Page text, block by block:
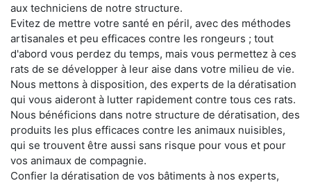
aux techniciens de notre structure.
Evitez de mettre votre santé en péril, avec des méthodes
artisanales et peu efficaces contre les rongeurs ; tout
d'abord vous perdez du temps, mais vous permettez à ces
rats de se développer à leur aise dans votre milieu de vie.
Nous mettons à disposition, des experts de la dératisation
qui vous aideront à lutter rapidement contre tous ces rats.
Nous bénéficions dans notre structure de dératisation, des
produits les plus efficaces contre les animaux nuisibles,
qui se trouvent être aussi sans risque pour vous et pour
vos animaux de compagnie.
Confier la dératisation de vos bâtiments à nos experts,